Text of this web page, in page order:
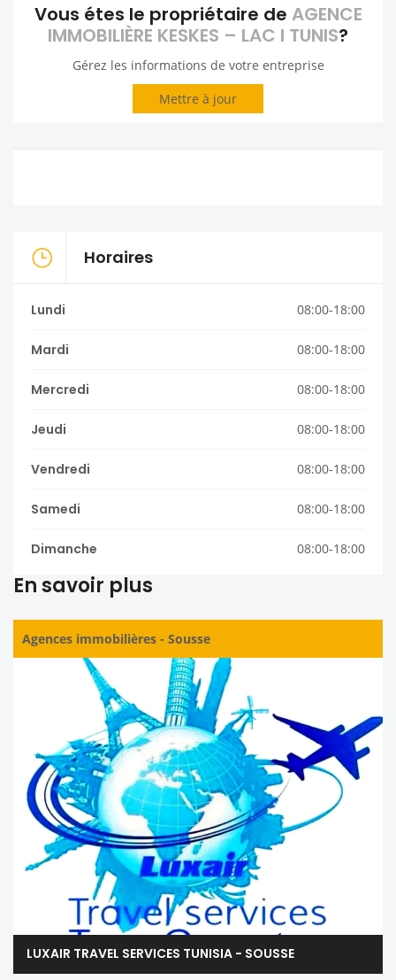
Vous étes le propriétaire de AGENCE
IMMOBILIÈRE KESKES – LAC I TUNIS?
Gérez les informations de votre entreprise
Mettre à jour
Horaires
Lundi 08:00-18:00
Mardi 08:00-18:00
Mercredi 08:00-18:00
Jeudi 08:00-18:00
Vendredi 08:00-18:00
Samedi 08:00-18:00
Dimanche 08:00-18:00
En savoir plus
Agences immobilières - Sousse
LUXAIR TRAVEL SERVICES TUNISIA - SOUSSE